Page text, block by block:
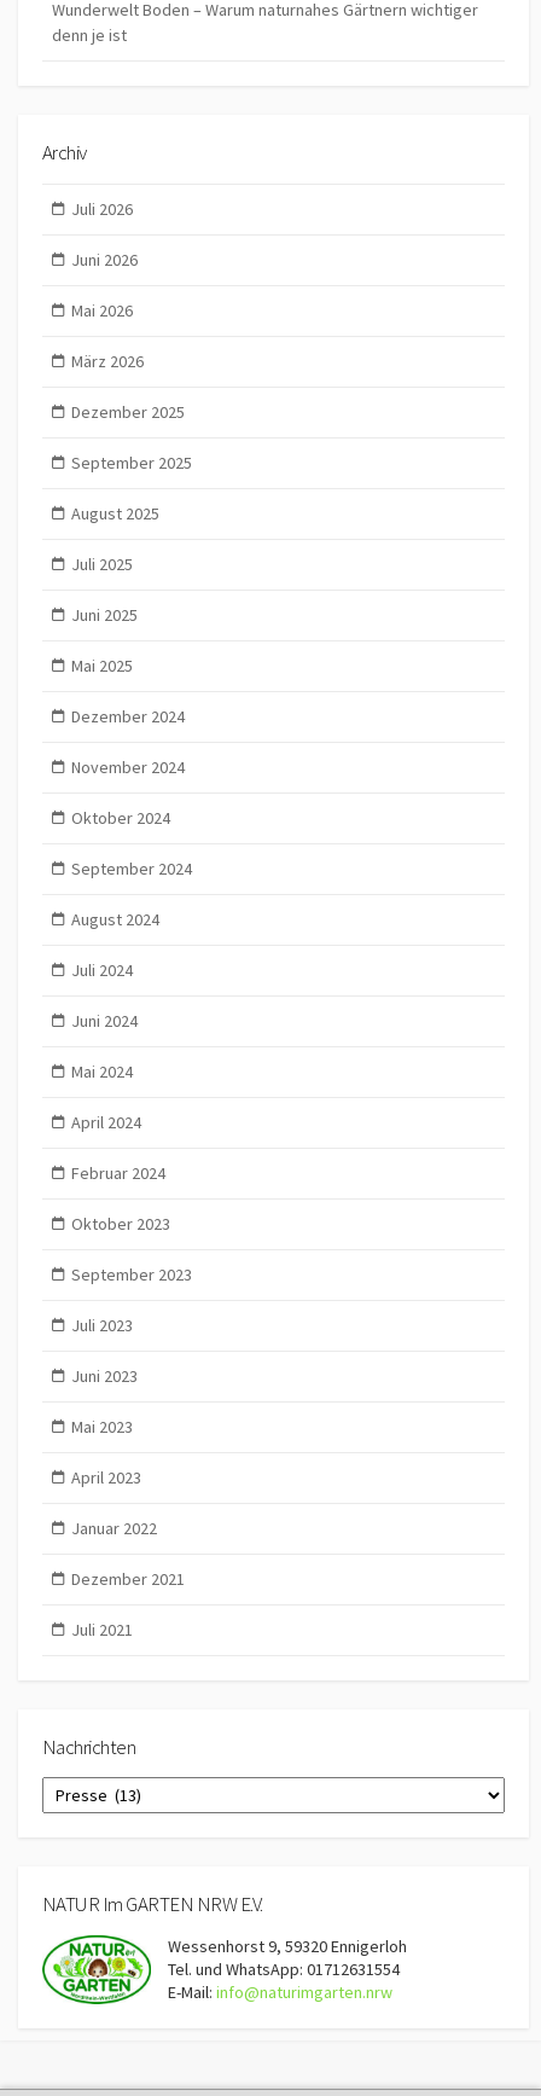
Wunderwelt Boden – Warum naturnahes Gärtnern wichtiger
denn je ist
Archiv
Juli 2026
Juni 2026
Mai 2026
März 2026
Dezember 2025
September 2025
August 2025
Juli 2025
Juni 2025
Mai 2025
Dezember 2024
November 2024
Oktober 2024
September 2024
August 2024
Juli 2024
Juni 2024
Mai 2024
April 2024
Februar 2024
Oktober 2023
September 2023
Juli 2023
Juni 2023
Mai 2023
April 2023
Januar 2022
Dezember 2021
Juli 2021
Nachrichten
Nachrichten
NATUR Im GARTEN NRW E.V.
Wessenhorst 9, 59320 Ennigerloh
Tel. und WhatsApp: 01712631554
E-Mail:info@naturimgarten.nrw